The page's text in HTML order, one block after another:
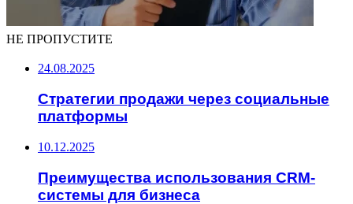
НЕ ПРОПУСТИТЕ
24.08.2025
Стратегии продажи через социальные
платформы
10.12.2025
Преимущества использования CRM-
системы для бизнеса